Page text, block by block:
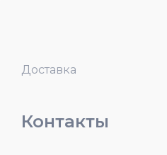
Доставка
Контакты